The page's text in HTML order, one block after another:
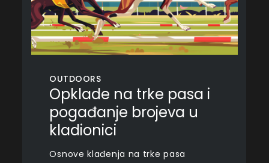
OUTDOORS
Opklade na trke pasa i
pogađanje brojeva u
kladionici
Osnove klađenja na trke pasa